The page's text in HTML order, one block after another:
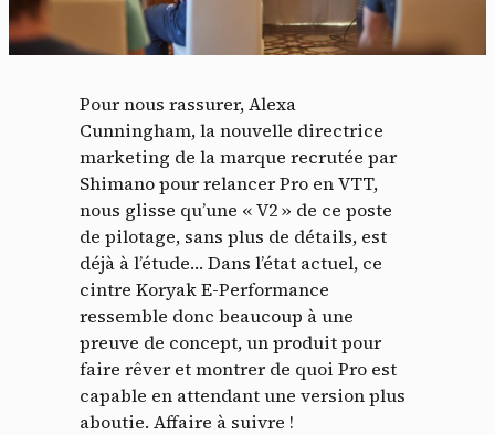
Pour nous rassurer, Alexa
Cunningham, la nouvelle directrice
marketing de la marque recrutée par
Shimano pour relancer Pro en VTT,
nous glisse qu’une « V2 » de ce poste
de pilotage, sans plus de détails, est
déjà à l’étude… Dans l’état actuel, ce
cintre Koryak E-Performance
ressemble donc beaucoup à une
preuve de concept, un produit pour
faire rêver et montrer de quoi Pro est
capable en attendant une version plus
aboutie. Affaire à suivre !